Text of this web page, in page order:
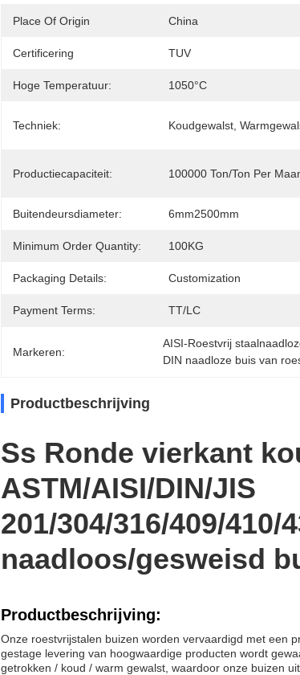
Place Of Origin China
Certificering TUV
Hoge Temperatuur: 1050°C
Techniek: Koudgewalst,
Productiecapaciteit: 100000 Ton/ton Per
Buitendeursdiameter: 6mm2500mm
Minimum Order Quantity: 100KG
Packaging Details: Customization
Payment Terms: TT/LC
Markeren:
AISI-Roestvrij
DIN naadloze buis van
Productbeschrijving
Ss Ronde vierkant
ASTM/AISI/DIN/JIS
201/304/316/409/
naadloos/gesweisd
Productbeschrijving:
Onze roestvrijstalen buizen worden vervaardigd met een
gestage levering van hoogwaardige producten wordt
getrokken / koud / warm gewalst, waardoor onze buizen